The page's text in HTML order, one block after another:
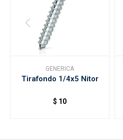
GENERICA
Tirafondo 1/4x5 Nitor
$ 10